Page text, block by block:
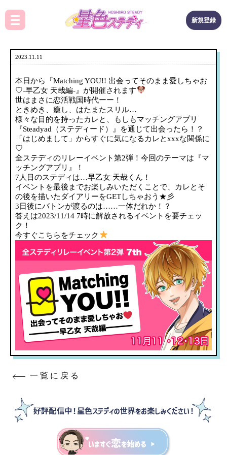
新規登録
2023.11.11
本日から『Matching YOU!! 出会ってそのまま愛しちゃお
♡-早乙女 天哉編-』が開催されます
世はまさに恋活戦国時代ーー！
ときめき、癒し、はたまたスリル…
様々な目的を持ったカレと、もしもマッチングアプリ
『Steadyad（ステディード）』を通じて出会ったら！？
「はじめまして」からすぐに気になるカレとxxxな関係に
♡
全ステディのリレーイベント第2弾！今回のテーマは『マ
ッチングアプリ』！
7人目のステディは…早乙女 天哉くん！
イベントを最後までお楽しみいただくことで、カレとそ
の後を描いたダイアリーをGETしちゃおう★彡
3日後にバトンが渡るのは……一体だれか！？
答えは2023/11/14 7時に解放されるイベントを要チェッ
ク！
今すぐこちらをチェック
一覧に戻る